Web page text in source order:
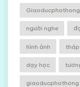
người nghe
hình ảnh
dạy học
giaoducphothong